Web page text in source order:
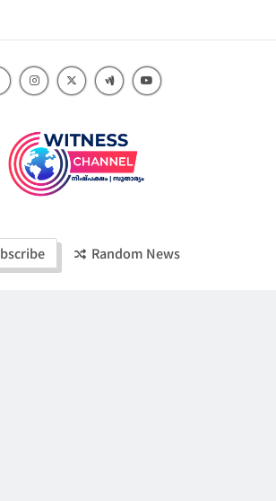
Channel
Random News